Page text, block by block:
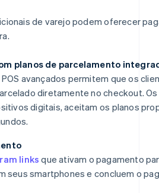
de varejo podem oferecer
planos de parcelamento
avançados permitem que os
diretamente no checkout.
digitais, aceitam os planos
links que ativam o pagamento
seus smartphones e concluem o